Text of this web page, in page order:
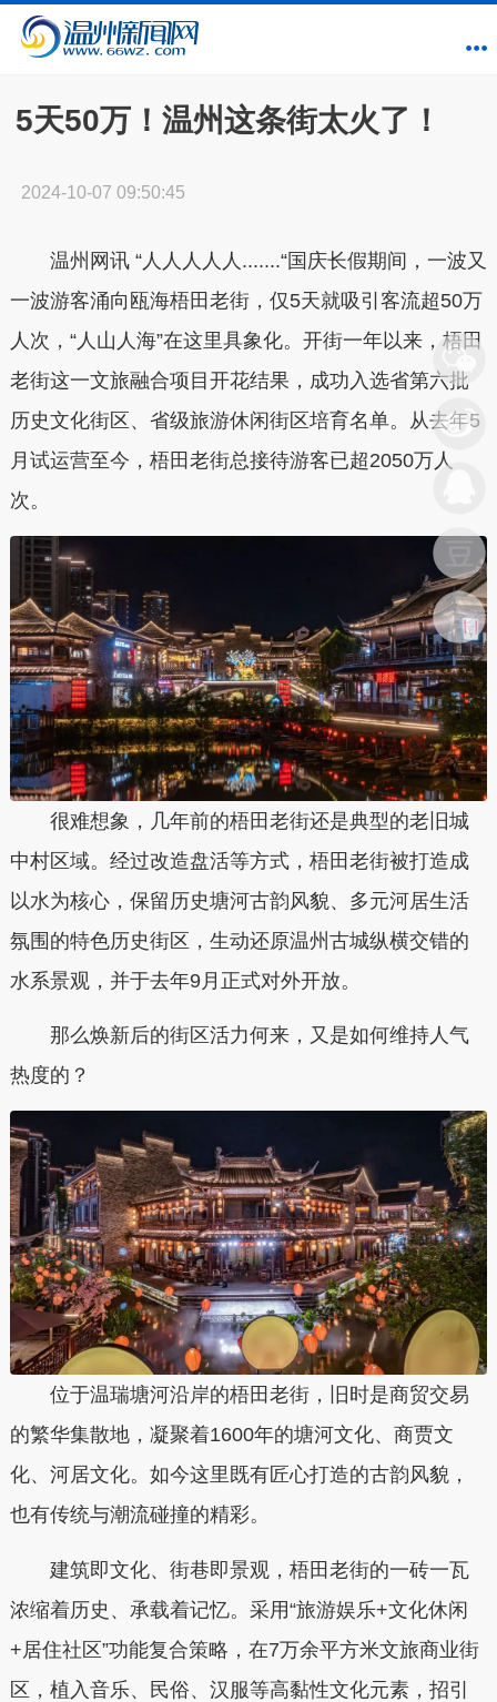
5天50万！温州这条街太火了！
2024-10-07 09:50:45
温州网讯 “人人人人人.......“国庆长假期间，一波又
一波游客涌向瓯海梧田老街，仅5天就吸引客流超50万
人次，“人山人海”在这里具象化。开街一年以来，梧田
老街这一文旅融合项目开花结果，成功入选省第六批
历史文化街区、省级旅游休闲街区培育名单。从去年5
月试运营至今，梧田老街总接待游客已超2050万人
次。
很难想象，几年前的梧田老街还是典型的老旧城
中村区域。经过改造盘活等方式，梧田老街被打造成
以水为核心，保留历史塘河古韵风貌、多元河居生活
氛围的特色历史街区，生动还原温州古城纵横交错的
水系景观，并于去年9月正式对外开放。
那么焕新后的街区活力何来，又是如何维持人气
热度的？
位于温瑞塘河沿岸的梧田老街，旧时是商贸交易
的繁华集散地，凝聚着1600年的塘河文化、商贾文
化、河居文化。如今这里既有匠心打造的古韵风貌，
也有传统与潮流碰撞的精彩。
建筑即文化、街巷即景观，梧田老街的一砖一瓦
浓缩着历史、承载着记忆。采用“旅游娱乐+文化休闲
+居住社区”功能复合策略，在7万余平方米文旅商业街
区，植入音乐、民俗、汉服等高黏性文化元素，招引